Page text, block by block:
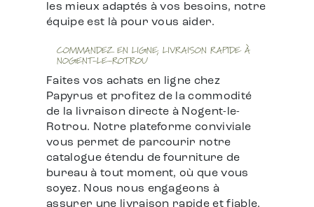
les mieux adaptés à vos besoins, notre
équipe est là pour vous aider.
COMMANDEZ EN LIGNE, LIVRAISON RAPIDE À
NOGENT-LE-ROTROU
Faites vos achats en ligne chez
Papyrus et profitez de la commodité
de la livraison directe à Nogent-le-
Rotrou. Notre plateforme conviviale
vous permet de parcourir notre
catalogue étendu de fourniture de
bureau à tout moment, où que vous
soyez. Nous nous engageons à
assurer une livraison rapide et fiable,